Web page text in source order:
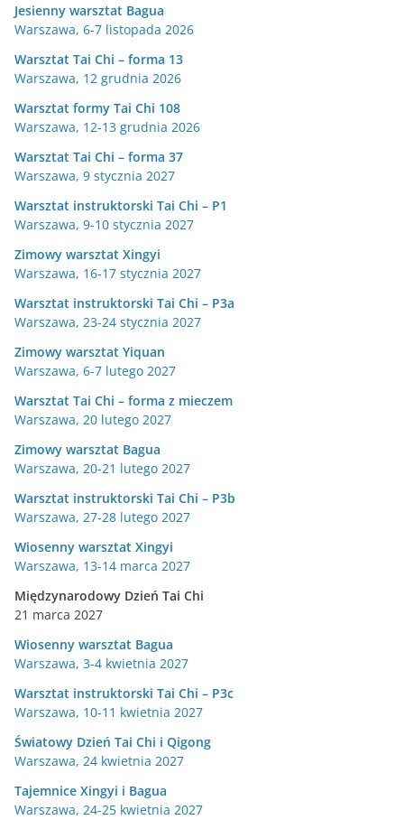
Jesienny warsztat Bagua
Warszawa, 6-7 listopada 2026
Warsztat Tai Chi – forma 13
Warszawa, 12 grudnia 2026
Warsztat formy Tai Chi 108
Warszawa, 12-13 grudnia 2026
Warsztat Tai Chi – forma 37
Warszawa, 9 stycznia 2027
Warsztat instruktorski Tai Chi – P1
Warszawa, 9-10 stycznia 2027
Zimowy warsztat Xingyi
Warszawa, 16-17 stycznia 2027
Warsztat instruktorski Tai Chi – P3a
Warszawa, 23-24 stycznia 2027
Zimowy warsztat Yiquan
Warszawa, 6-7 lutego 2027
Warsztat Tai Chi – forma z mieczem
Warszawa, 20 lutego 2027
Zimowy warsztat Bagua
Warszawa, 20-21 lutego 2027
Warsztat instruktorski Tai Chi – P3b
Warszawa, 27-28 lutego 2027
Wiosenny warsztat Xingyi
Warszawa, 13-14 marca 2027
Międzynarodowy Dzień Tai Chi
21 marca 2027
Wiosenny warsztat Bagua
Warszawa, 3-4 kwietnia 2027
Warsztat instruktorski Tai Chi – P3c
Warszawa, 10-11 kwietnia 2027
Światowy Dzień Tai Chi i Qigong
Warszawa, 24 kwietnia 2027
Tajemnice Xingyi i Bagua
Warszawa, 24-25 kwietnia 2027